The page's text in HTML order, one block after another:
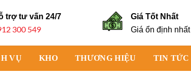
trợ tư vấn 24/7
300 549
Giá Tốt Nhất
Giá ổn định
VỤ KHO THƯƠNG HIỆU TIN TỨC